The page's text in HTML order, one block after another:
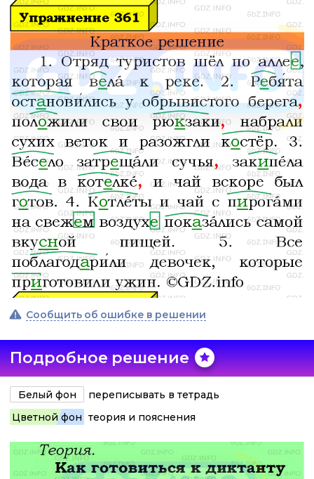
Сообщить об ошибке в решении
Подробное решение
Белый фон
переписывать в тетрадь
Цветной фон теория и пояснения